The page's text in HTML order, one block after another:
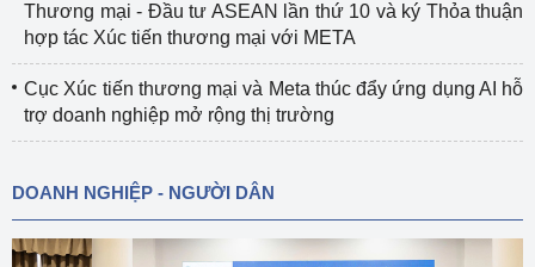
Thương mại - Đầu tư ASEAN lần thứ 10 và ký Thỏa thuận
hợp tác Xúc tiến thương mại với META
Cục Xúc tiến thương mại và Meta thúc đẩy ứng dụng AI hỗ
trợ doanh nghiệp mở rộng thị trường
DOANH NGHIỆP - NGƯỜI DÂN